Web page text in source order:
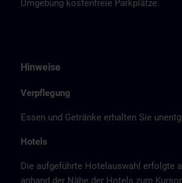
Umgebung kostenfreie Parkplätze.
Hinweise
Verpflegung
Essen und Getränke erhalten Sie
Hotels
Die aufgeführte Hotelauswahl erfolgte
anhand der Nähe der Hotels zum